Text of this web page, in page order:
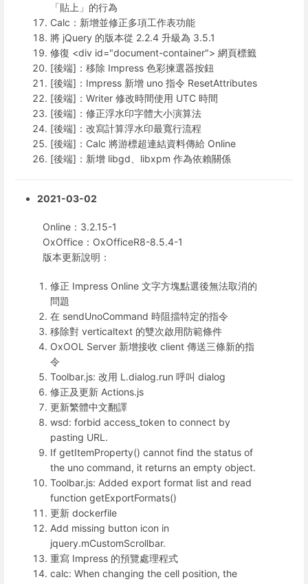
「貼上」的行為
Calc：新增並修正多項工作表功能
將 jQuery 的版本從 2.2.4 升級為 3.5.1
修復 <div id="document-container"> 網頁標籤
[後端]：移除 Impress 色彩揀選器按鈕
[後端]：Impress 新增 uno 指令 ResetAttributes
[後端]：Writer 修改時間使用 UTC 時間
[後端]：修正浮水印字體大小演算法
[後端]：改寫計算浮水印最寬行流程
[後端]：Calc 將游標超連結資料傳給 Online
[後端]：新增 libgd、libxpm 作為依賴關係
2021-03-02
Online：3.2.15-1
OxOffice：OxOfficeR8-8.5.4-1
版本更新說明：
修正 Impress Online 文字方塊點選後無法取消的
問題
在 sendUnoCommand 時阻擋特定的指令
移除對 verticaltext 的雙次啟用防範條件
OxOOL Server 新增接收 client 傳送三條新的指
令
Toolbar.js: 改用 L.dialog.run 呼叫 dialog
修正及更新 Actions.js
更新繁體中文翻譯
wsd: forbid access_token to connect by
pasting URL.
If getItemProperty() cannot find the status of
the uno command, it returns an empty object.
Toolbar.js: Added export format list and read
function getExportFormats()
更新 dockerfile
Add missing button icon in
jquery.mCustomScrollbar.
重寫 Impress 的預覽處理程式
calc: When changing the cell position, the